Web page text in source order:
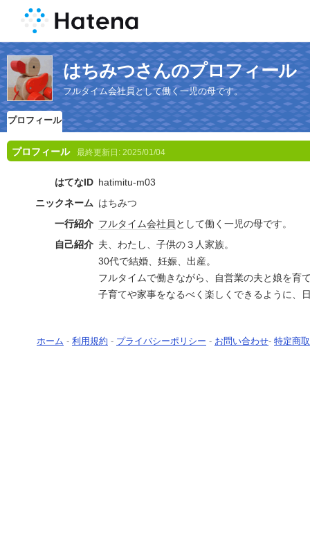
はちみつさんのプロフィール
フルタイム会社員として働く一児の母です。
プロフィール
プロフィール 最終更新日: 2025/01/04
はてなID hatimitu-m03
ニックネーム はちみつ
一行紹介 フルタイム会社員 として働く一児の母です。
自己紹介 夫、わたし、子供の３人家族。
30代で結婚、妊娠、出産。
フルタイムで働きながら、自営業の夫と娘を育
子育てや家事をなるべく楽しくできるように、
ホーム - 利用規約 - プライバシーポリシー - お問い合わせ- 特定商